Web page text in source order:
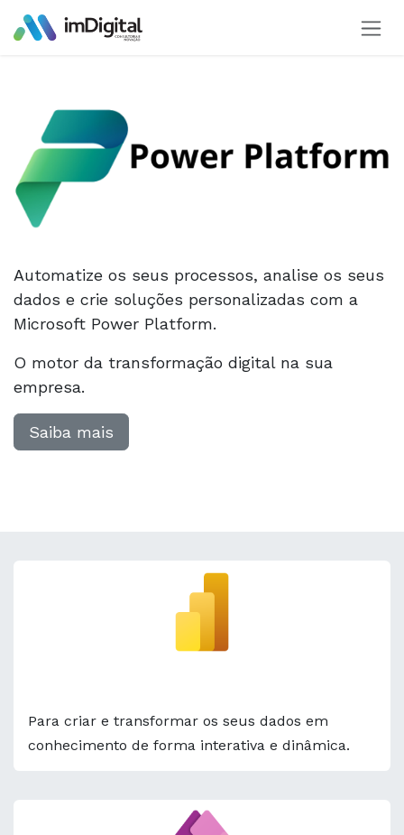
Pular para o conteúdo
Automatize os seus processos, analise os seus
dados e crie soluções personalizadas com a
Microsoft Power Platform.
O motor da transformação digital na sua
empresa.
Saiba mais
Para criar e transformar os seus dados em
conhecimento de forma interativa e dinâmica.